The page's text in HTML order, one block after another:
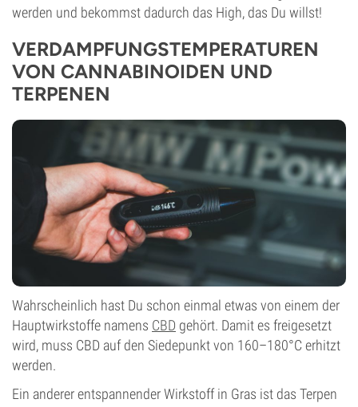
werden und bekommst dadurch das High, das Du willst!
VERDAMPFUNGSTEMPERATUREN
VON CANNABINOIDEN UND
TERPENEN
Wahrscheinlich hast Du schon einmal etwas von einem der
Hauptwirkstoffe namens CBD gehört. Damit es freigesetzt
wird, muss CBD auf den Siedepunkt von 160–180°C erhitzt
werden.
Ein anderer entspannender Wirkstoff in Gras ist das Terpen